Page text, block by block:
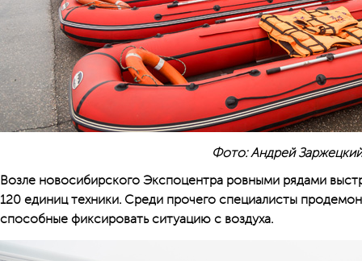
Фото: Андрей Заржецкий
Возле новосибирского Экспоцентра ровными рядами
120 единиц техники. Среди прочего специалисты
способные фиксировать ситуацию с воздуха.